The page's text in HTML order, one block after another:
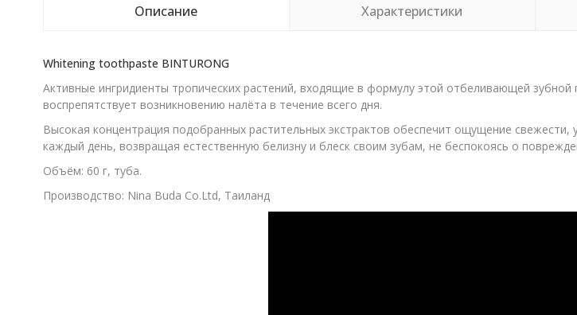
Описание Характеристики
Whitening toothpaste BINTURONG
Активные ингридиенты тропических растений, входящие в формулу этой отбеливающей
воспрепятствует возникновению налёта в течение всего дня.
Высокая концентрация подобранных растительных экстрактов обеспечит ощущение
каждый день, возвращая естественную белизну и блеск своим зубам, не беспокоясь о
Объём: 60 г, туба.
Производство: Nina Buda Co.Ltd, Таиланд